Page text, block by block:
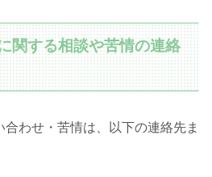
関する相談や苦情の連絡
わせ・苦情は、以下の連絡先ま